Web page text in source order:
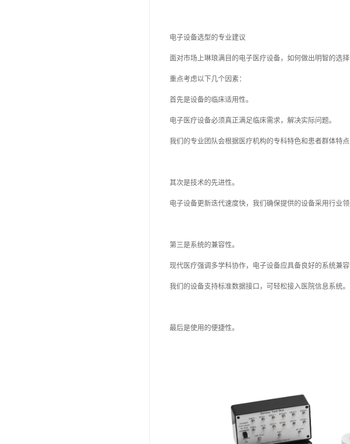
电子设备选型的专业建议
面对市场上琳琅满目的电子医疗设备，如何做出明智的选
重点考虑以下几个因素：
首先是设备的临床适用性。
电子医疗设备必须真正满足临床需求，解决实际问题。
我们的专业团队会根据医疗机构的专科特色和患者群体特
其次是技术的先进性。
电子设备更新迭代速度快，我们确保提供的设备采用行业
第三是系统的兼容性。
现代医疗强调多学科协作，电子设备应具备良好的系统兼容
我们的设备支持标准数据接口，可轻松接入医院信息系统。
最后是使用的便捷性。